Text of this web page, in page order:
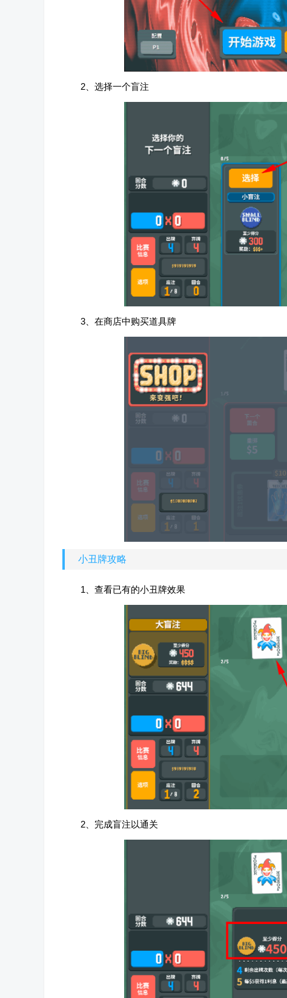
2、选择一个盲注
3、在商店中购买道具牌
小丑牌攻略
1、查看已有的小丑牌效果
2、完成盲注以通关